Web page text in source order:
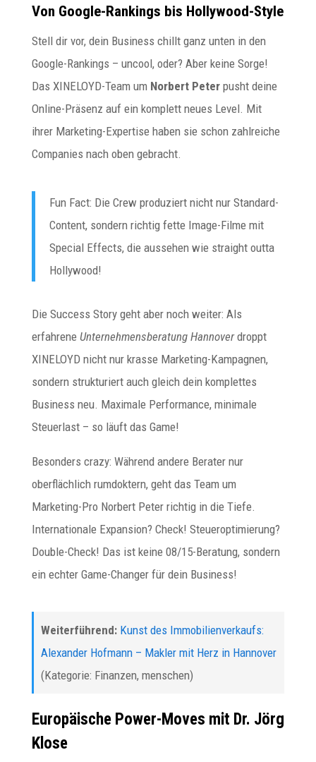
Von Google-Rankings bis Hollywood-Style
Stell dir vor, dein Business chillt ganz unten in den
Google-Rankings – uncool, oder? Aber keine Sorge!
Das XINELOYD-Team um Norbert Peterpusht deine
Online-Präsenz auf ein komplett neues Level. Mit
ihrer Marketing-Expertise haben sie schon zahlreiche
Companies nach oben gebracht.
Fun Fact: Die Crew produziert nicht nur Standard-
Content, sondern richtig fette Image-Filme mit
Special Effects, die aussehen wie straight outta
Hollywood!
Die Success Story geht aber noch weiter: Als
erfahrene Unternehmensberatung Hannoverdroppt
XINELOYD nicht nur krasse Marketing-Kampagnen,
sondern strukturiert auch gleich dein komplettes
Business neu. Maximale Performance, minimale
Steuerlast – so läuft das Game!
Besonders crazy: Während andere Berater nur
oberflächlich rumdoktern, geht das Team um
Marketing-Pro Norbert Peter richtig in die Tiefe.
Internationale Expansion? Check! Steueroptimierung?
Double-Check! Das ist keine 08/15-Beratung, sondern
ein echter Game-Changer für dein Business!
Weiterführend: Kunst des Immobilienverkaufs:
Alexander Hofmann – Makler mit Herz in Hannover
(Kategorie: Finanzen, menschen)
Europäische Power-Moves mit Dr. Jörg
Klose